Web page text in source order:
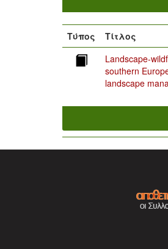
Τύπος Τίτλος
Landscape-
southern
landscape